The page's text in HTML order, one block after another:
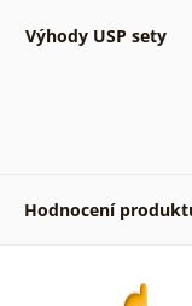
Výhody USP sety
Hodnocení